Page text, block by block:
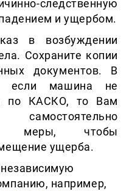
следственную
и ущербом.
в возбуждении
Сохраните копии
документов. В
если машина не
по КАСКО, то Вам
самостоятельно
меры, чтобы
ущерба.
например,